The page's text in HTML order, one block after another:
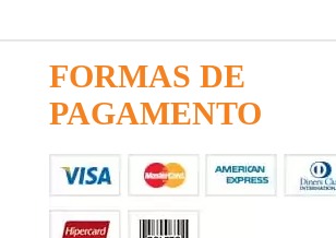
FORMAS DE
PAGAMENTO